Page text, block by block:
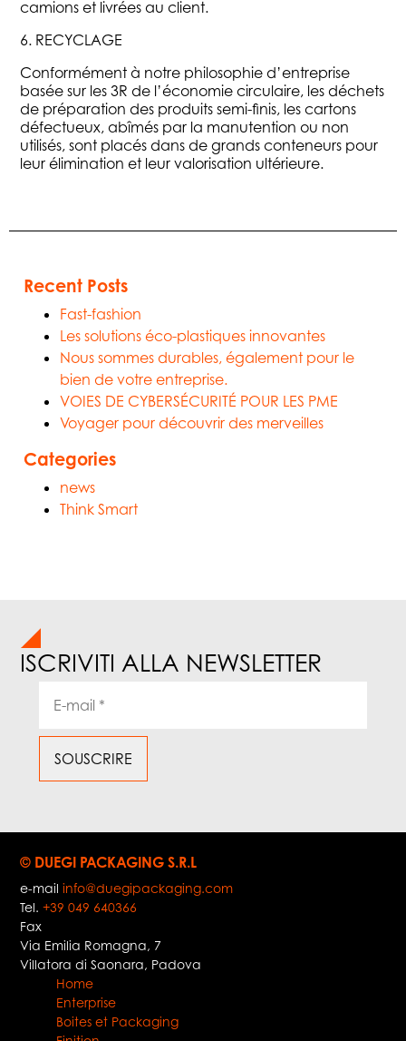
camions et livrées au client.
6. RECYCLAGE
Conformément à notre philosophie d’entreprise
basée sur les 3R de l’économie circulaire, les déchets
de préparation des produits semi-finis, les cartons
défectueux, abîmés par la manutention ou non
utilisés, sont placés dans de grands conteneurs pour
leur élimination et leur valorisation ultérieure.
Recent Posts
Fast-fashion
Les solutions éco-plastiques innovantes
Nous sommes durables, également pour le
bien de votre entreprise.
VOIES DE CYBERSÉCURITÉ POUR LES PME
Voyager pour découvrir des merveilles
Categories
news
Think Smart
ISCRIVITI ALLA NEWSLETTER
© DUEGI PACKAGING S.R.L
e-mailinfo@duegipackaging.com
Tel.+39 049 640366
Fax
Via Emilia Romagna, 7
Villatora di Saonara, Padova
Home
Enterprise
Boites et Packaging